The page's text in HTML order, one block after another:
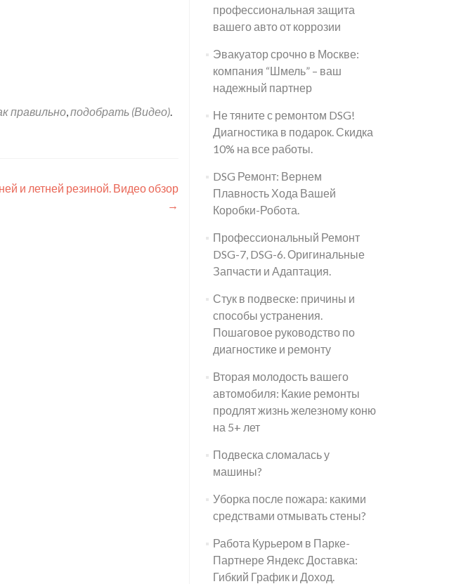
правильно,подобрать (Видео).
и летней резиной. Видео обзор
→
профессиональная защита
вашего авто от коррозии
Эвакуатор срочно в Москве:
компания “Шмель” – ваш
надежный партнер
Не тяните с ремонтом DSG!
Диагностика в подарок. Скидка
10% на все работы.
DSG Ремонт: Вернем
Плавность Хода Вашей
Коробки-Робота.
Профессиональный Ремонт
DSG-7, DSG-6. Оригинальные
Запчасти и Адаптация.
Стук в подвеске: причины и
способы устранения.
Пошаговое руководство по
диагностике и ремонту
Вторая молодость вашего
автомобиля: Какие ремонты
продлят жизнь железному коню
на 5+ лет
Подвеска сломалась у
машины?
Уборка после пожара: какими
средствами отмывать стены?
Работа Курьером в Парке-
Партнере Яндекс Доставка:
Гибкий График и Доход.